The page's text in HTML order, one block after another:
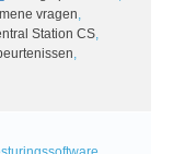
vragen,
Station CS,
,